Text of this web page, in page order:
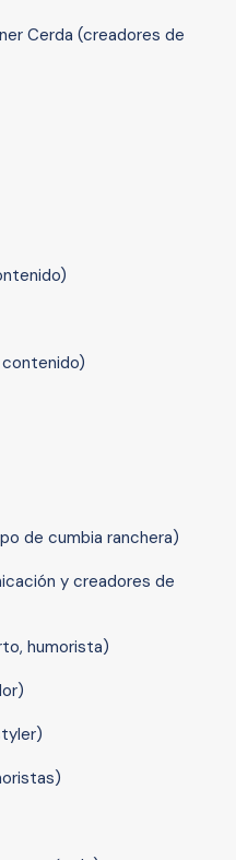
Cerda (creadores de
de cumbia ranchera)
y creadores de
humorista)